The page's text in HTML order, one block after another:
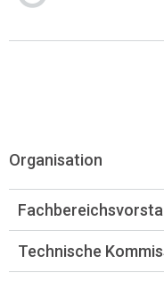
Organisation
Technische